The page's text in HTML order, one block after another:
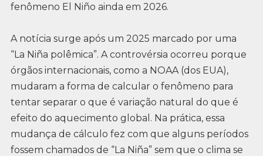
fenômeno El Niño ainda em 2026.
A notícia surge após um 2025 marcado por uma
“La Niña polêmica”. A controvérsia ocorreu porque
órgãos internacionais, como a NOAA (dos EUA),
mudaram a forma de calcular o fenômeno para
tentar separar o que é variação natural do que é
efeito do aquecimento global. Na prática, essa
mudança de cálculo fez com que alguns períodos
fossem chamados de “La Niña” sem que o clima se